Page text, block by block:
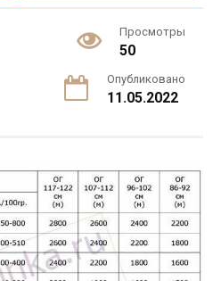
Просмотры
50
Опубликовано
11.05.2022